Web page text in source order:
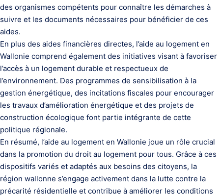
des organismes compétents pour connaître les démarches à
suivre et les documents nécessaires pour bénéficier de ces
aides.
En plus des aides financières directes, l’aide au logement en
Wallonie comprend également des initiatives visant à favoriser
l’accès à un logement durable et respectueux de
l’environnement. Des programmes de sensibilisation à la
gestion énergétique, des incitations fiscales pour encourager
les travaux d’amélioration énergétique et des projets de
construction écologique font partie intégrante de cette
politique régionale.
En résumé, l’aide au logement en Wallonie joue un rôle crucial
dans la promotion du droit au logement pour tous. Grâce à ces
dispositifs variés et adaptés aux besoins des citoyens, la
région wallonne s’engage activement dans la lutte contre la
précarité résidentielle et contribue à améliorer les conditions